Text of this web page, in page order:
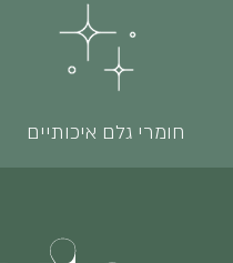
חומרי גלם איכותיים